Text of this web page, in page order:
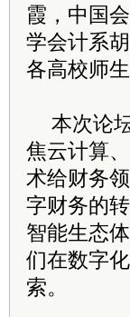
霞，中国
学会计系
各高校师
本次论
焦云计算
术给财务
字财务的
智能生态
们在数字
索。